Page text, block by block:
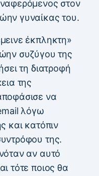
στον
γυναίκας του.
έκπληκτη»
συζύγου της
τη διατροφή
της
να
λόγω
και κατόπιν
της.
αν αυτό
τότε ποιος θα